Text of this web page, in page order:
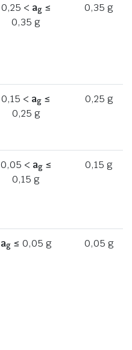
0,25 < ag≤
0,35 g
0,35 g
0,15 < ag ≤
0,25 g
0,25 g
0,05 < ag≤
0,15 g
0,15 g
ag≤ 0,05 g 0,05 g